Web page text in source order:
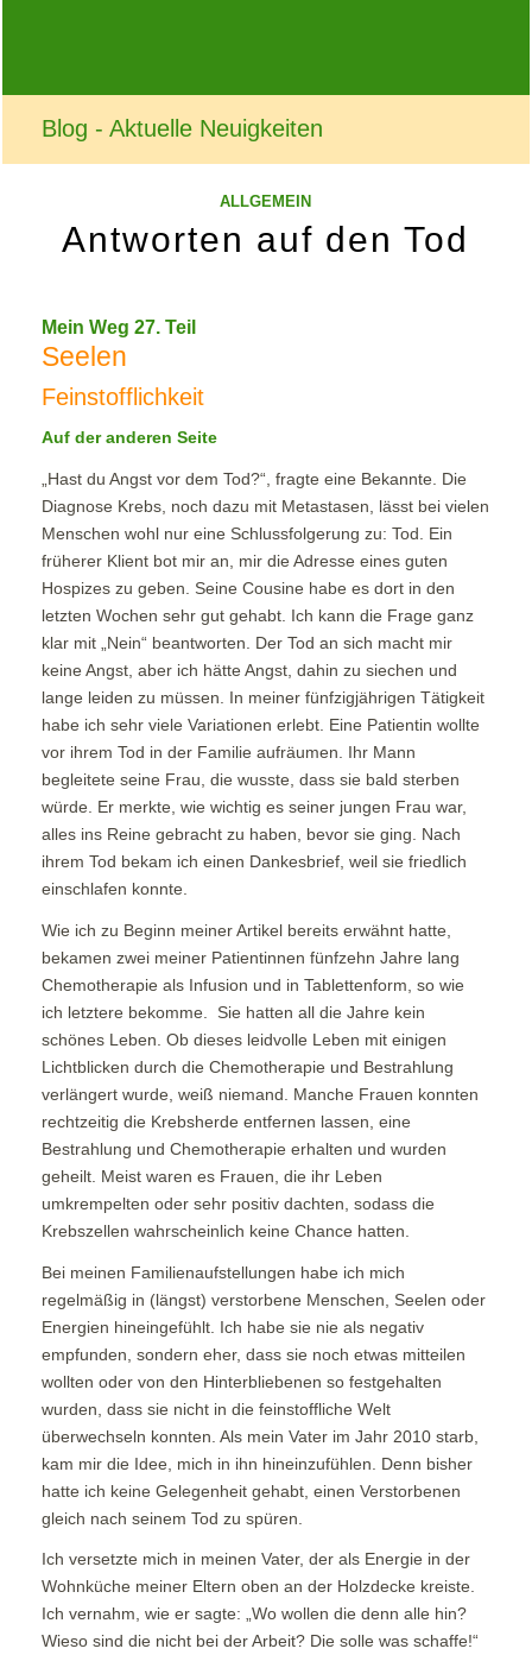
Blog - Aktuelle Neuigkeiten
ALLGEMEIN
Antworten auf den Tod
Mein Weg 27. Teil
Seelen
Feinstofflichkeit
Auf der anderen Seite
„Hast du Angst vor dem Tod?“, fragte eine Bekannte. Die
Diagnose Krebs, noch dazu mit Metastasen, lässt bei vielen
Menschen wohl nur eine Schlussfolgerung zu: Tod. Ein
früherer Klient bot mir an, mir die Adresse eines guten
Hospizes zu geben. Seine Cousine habe es dort in den
letzten Wochen sehr gut gehabt. Ich kann die Frage ganz
klar mit „Nein“ beantworten. Der Tod an sich macht mir
keine Angst, aber ich hätte Angst, dahin zu siechen und
lange leiden zu müssen. In meiner fünfzigjährigen Tätigkeit
habe ich sehr viele Variationen erlebt. Eine Patientin wollte
vor ihrem Tod in der Familie aufräumen. Ihr Mann
begleitete seine Frau, die wusste, dass sie bald sterben
würde. Er merkte, wie wichtig es seiner jungen Frau war,
alles ins Reine gebracht zu haben, bevor sie ging. Nach
ihrem Tod bekam ich einen Dankesbrief, weil sie friedlich
einschlafen konnte.
Wie ich zu Beginn meiner Artikel bereits erwähnt hatte,
bekamen zwei meiner Patientinnen fünfzehn Jahre lang
Chemotherapie als Infusion und in Tablettenform, so wie
ich letztere bekomme. Sie hatten all die Jahre kein
schönes Leben. Ob dieses leidvolle Leben mit einigen
Lichtblicken durch die Chemotherapie und Bestrahlung
verlängert wurde, weiß niemand. Manche Frauen konnten
rechtzeitig die Krebsherde entfernen lassen, eine
Bestrahlung und Chemotherapie erhalten und wurden
geheilt. Meist waren es Frauen, die ihr Leben
umkrempelten oder sehr positiv dachten, sodass die
Krebszellen wahrscheinlich keine Chance hatten.
Bei meinen Familienaufstellungen habe ich mich
regelmäßig in (längst) verstorbene Menschen, Seelen oder
Energien hineingefühlt. Ich habe sie nie als negativ
empfunden, sondern eher, dass sie noch etwas mitteilen
wollten oder von den Hinterbliebenen so festgehalten
wurden, dass sie nicht in die feinstoffliche Welt
überwechseln konnten. Als mein Vater im Jahr 2010 starb,
kam mir die Idee, mich in ihn hineinzufühlen. Denn bisher
hatte ich keine Gelegenheit gehabt, einen Verstorbenen
gleich nach seinem Tod zu spüren.
Ich versetzte mich in meinen Vater, der als Energie in der
Wohnküche meiner Eltern oben an der Holzdecke kreiste.
Ich vernahm, wie er sagte: „Wo wollen die denn alle hin?
Wieso sind die nicht bei der Arbeit? Die solle was schaffe!“